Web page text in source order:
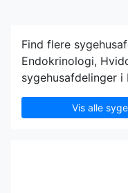
Find flere
Endokrinologi,
sygehusafdelinger i
Vis alle